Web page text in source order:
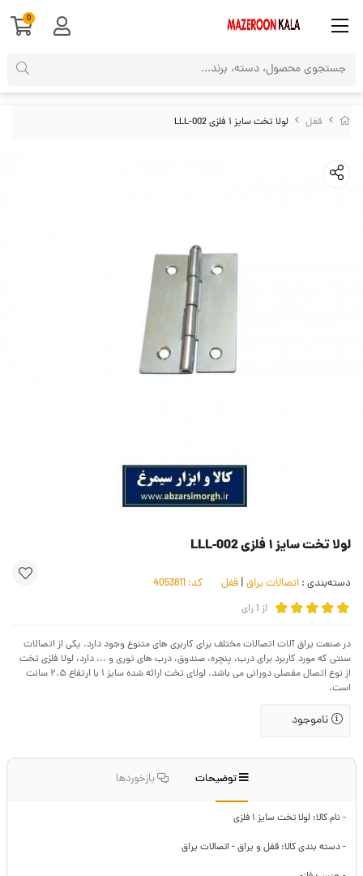
قفل لولا تخت سایز ۱ فلزی LLL-002
لولا تخت سایز ۱ فلزی LLL-002
دسته‌بندی : اتصالات یراق | قفل کد:
از 1رای
در صنعت یراق آلات اتصالات مختلف برای کاربری های متنوع وجود دارد. یکی از اتصالات
سنتی که مورد کاربرد برای درب، پنچره، صندوق، درب های توری و ... دارد، لولا فلزی تخت
از نوع اتصال مفصلی دورانی می باشد. لولای تخت ارائه شده سایز ۱ با ارتفاع ۲.۵ سانت
است.
ناموجود
توضیحات بازخوردها
- نام کالا: لولا تخت سایز ۱ فلزی
- دسته بندی کالا: قفل و یراق - اتصالات یراق
0